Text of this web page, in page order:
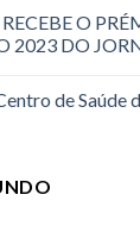
O
2023 DO
de Saúde